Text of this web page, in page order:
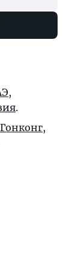
,
.
Гонконг,